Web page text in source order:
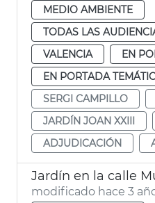
MEDIO AMBIENTE
TODAS LAS
VALENCIA
EN
EN PORTADA
SERGI CAMPILLO
JARDÍN JOAN XXIII
ADJUDICACIÓN
Jardín en la calle
modificado hace 3